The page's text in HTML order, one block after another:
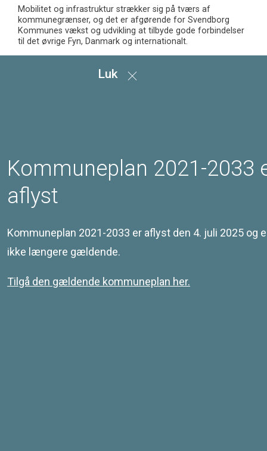
Mobilitet og infrastruktur strækker sig på tværs af
kommunegrænser, og det er afgørende for Svendborg
Kommunes vækst og udvikling at tilbyde gode forbindelser
til det øvrige Fyn, Danmark og internationalt.
infrastrukturen og mobilitetstilbuddene skal sikre at disse
bevægelsesstrømme kan afvikles smidigt, effektivt og
Retningslinjer
Redegørelse
Luk
Kommuneplan 2021-2033
aflyst
Kommuneplan 2021-2033 er aflyst den 4. juli 2025 og
ikke længere gældende.
Tilgå den gældende kommuneplan her.